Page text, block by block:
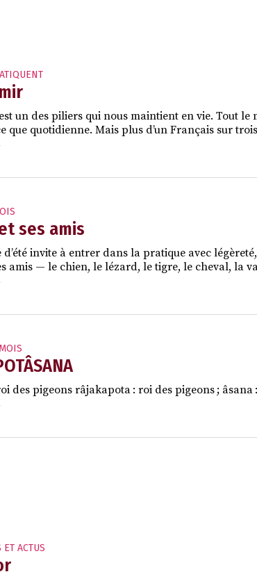
un des piliers qui nous maintient en vie. Tout
que quotidienne. Mais plus d’un Français sur
ses amis
d’été invite à entrer dans la pratique avec
amis — le chien, le lézard, le tigre, le cheval, la
des pigeons râjakapota : roi des pigeons ; âsana
ET ACTUS